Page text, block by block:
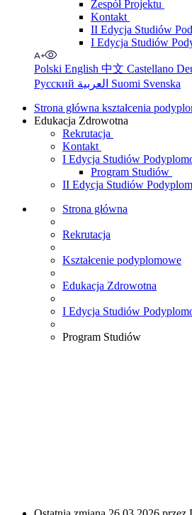
Zespół Projektu
Kontakt
II Edycja Studiów
I Edycja Studiów
Polski English 中文 Castellano
Русский
Suomi Svenska
Strona główna kształcenia
Edukacja Zdrowotna
Rekrutacja
Kontakt
I Edycja Studiów
Program Studiów
II Edycja Studiów
Strona główna
Rekrutacja
Kształcenie podyplomowe
Edukacja Zdrowotna
I Edycja Studiów
Program Studiów